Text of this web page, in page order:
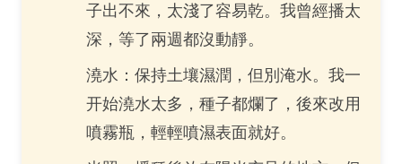
子出不來，太淺了容易乾。我曾經播太
深，等了兩週都沒動靜。
澆水：保持土壤濕潤，但別淹水。我一
开始澆水太多，種子都爛了，後來改用
噴霧瓶，輕輕噴濕表面就好。